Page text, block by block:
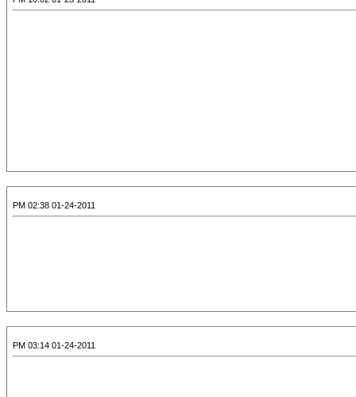
01-24-2011 02:38 PM
01-24-2011 03:14 PM